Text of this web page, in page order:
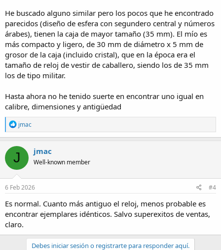
He buscado alguno similar pero los pocos que he encontrado
parecidos (diseño de esfera con segundero central y números
árabes), tienen la caja de mayor tamaño (35 mm). El mío es
más compacto y ligero, de 30 mm de diámetro x 5 mm de
grosor de la caja (incluido cristal), que en la época era el
tamaño de reloj de vestir de caballero, siendo los de 35 mm
los de tipo militar.
Hasta ahora no he tenido suerte en encontrar uno igual en
calibre, dimensiones y antigüedad
R
e
a
c
t
i
o
n
s
jmac
J jmac
Well-known member
6 Feb 2026 #4
Es normal. Cuanto más antiguo el reloj, menos probable es
encontrar ejemplares idénticos. Salvo superexitos de ventas,
claro.
Debes iniciar sesión o registrarte para responder aquí.